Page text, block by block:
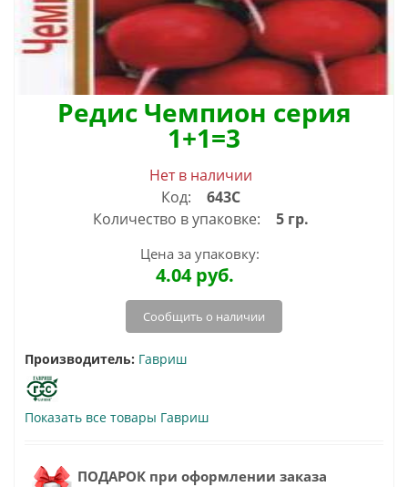
Редис Чемпион серия
1+1=3
Нет в наличии
Код:
643С
Количество в упаковке:
5 гр.
Цена за упаковку:
4.04руб.
Сообщить о наличии
Производитель: Гавриш
Показать все товары Гавриш
ПОДАРОК при оформлении заказа